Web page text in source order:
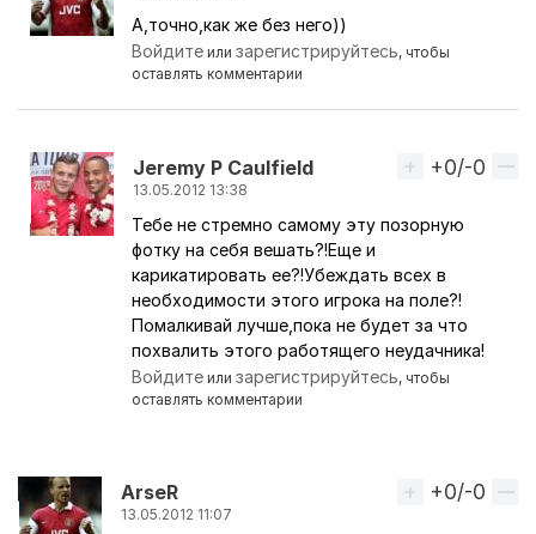
Ответ на комментарий пользователя
А,точно,как же без него))
Войдите илизарегистрируйтесь, чтобы
оставлять комментарии
Jeremy P Caulfield
13.05.2012 13:38
Ответ на комментарий пользователя
Вверх
+0/-0
Тебе не стремно самому эту позорную
фотку на себя вешать?!Еще и
карикатировать ее?!Убеждать всех в
необходимости этого игрока на поле?!
Помалкивай лучше,пока не будет за что
похвалить этого работящего неудачника!
Войдите илизарегистрируйтесь, чтобы
оставлять комментарии
АrseR
13.05.2012 11:07
Вверх
+0/-0